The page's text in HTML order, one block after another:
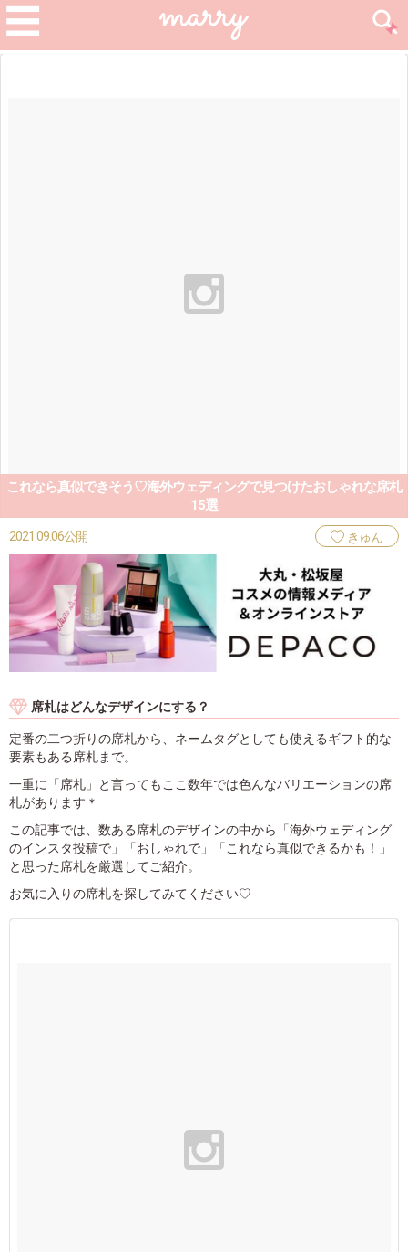
これなら真似できそう♡海外ウェディングで見つけたおしゃれな席札
15選
2021.09.06公開 きゅん
席札はどんなデザインにする？
定番の二つ折りの席札から、ネームタグとしても使えるギフト的な
要素もある席札まで。
一重に「席札」と言ってもここ数年では色んなバリエーションの席
札があります＊
この記事では、数ある席札のデザインの中から「海外ウェディング
のインスタ投稿で」「おしゃれで」「これなら真似できるかも！」
と思った席札を厳選してご紹介。
お気に入りの席札を探してみてください♡